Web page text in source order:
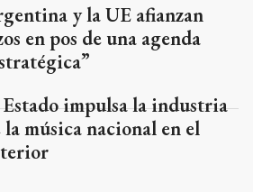
y la UE afianzan
en pos de una agenda
impulsa la industria
la música nacional en el